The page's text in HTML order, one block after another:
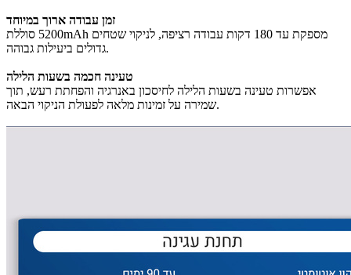
זמן עבודה ארוך במיוחד
סוללת ‎5200mAh‎ מספקת עד 180 דקות עבודה רציפה, לניקוי שטחים
גדולים ביעילות גבוהה.
טעינה חכמה בשעות הלילה
אפשרות טעינה בשעות הלילה לחיסכון באנרגיה והפחתת רעש, תוך
שמירה על זמינות מלאה לפעולת הניקוי הבאה.